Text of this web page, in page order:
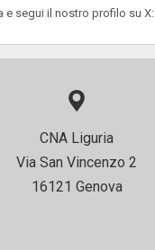
e segui il nostro profilo su X:
CNA Liguria
Via San Vincenzo 2
16121 Genova